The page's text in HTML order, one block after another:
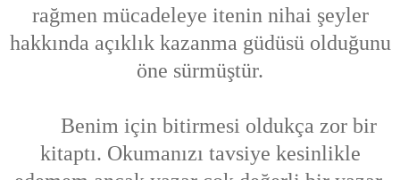
rağmen mücadeleye itenin nihai şeyler
hakkında açıklık kazanma güdüsü olduğunu
öne sürmüştür.
Benim için bitirmesi oldukça zor bir
kitaptı. Okumanızı tavsiye kesinlikle